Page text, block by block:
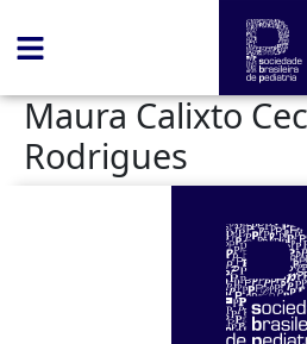
Maura Calixto
Rodrigues